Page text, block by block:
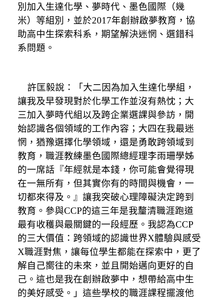
別加入生達化學、夢時代、墨色國際（幾
米）等組別，並於2017年創辦啟夢教育，協
助高中生探索科系，期望解決迷惘、選錯科
系問題。
許匡毅說：「大二因為加入生達化學組，
讓我及早發現對於化學工作並沒有熱忱；大
三加入夢時代組以及跨企業選課與參訪，開
始認識各個領域的工作內容；大四在我最迷
惘，猶豫選擇化學領域，還是勇敢跨領域到
教育，職涯教練墨色國際總經理李雨珊學姊
的一席話『年經就是本錢，你可能會覺得現
在一無所有，但其實你有的時間與機會，一
切都來得及。』讓我突破心理障礙決定跨到
教育。參與CCP的這三年是我釐清職涯跑道
最有收穫與最關鍵的一段經歷。我認為CCP
的三大價值：跨領域的認識世界X體驗與感受
X職涯對焦，讓每位學生都能在探索中，更了
解自己嚮往的未來，並且開始邁向更好的自
己。這也是我在創辦啟夢中，想帶給高中生
的美好感受。」這些學校的職涯課程擺渡他